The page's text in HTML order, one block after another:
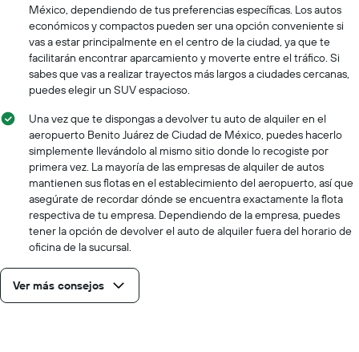
México, dependiendo de tus preferencias específicas. Los autos
económicos y compactos pueden ser una opción conveniente si
vas a estar principalmente en el centro de la ciudad, ya que te
facilitarán encontrar aparcamiento y moverte entre el tráfico. Si
sabes que vas a realizar trayectos más largos a ciudades cercanas,
puedes elegir un SUV espacioso.
Una vez que te dispongas a devolver tu auto de alquiler en el
aeropuerto Benito Juárez de Ciudad de México, puedes hacerlo
simplemente llevándolo al mismo sitio donde lo recogiste por
primera vez. La mayoría de las empresas de alquiler de autos
mantienen sus flotas en el establecimiento del aeropuerto, así que
asegúrate de recordar dónde se encuentra exactamente la flota
respectiva de tu empresa. Dependiendo de la empresa, puedes
tener la opción de devolver el auto de alquiler fuera del horario de
oficina de la sucursal.
Ver más consejos